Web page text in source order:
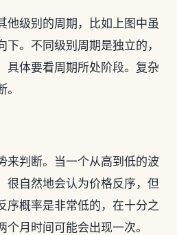
他级别的周期，比如上图中虽
。不同级别周期是独立的，
具体要看周期所处阶段。复杂
来判断。当一个从高到低的波
很自然地会认为价格反序，但
序概率是非常低的，在十分之
月时间可能会出现一次。